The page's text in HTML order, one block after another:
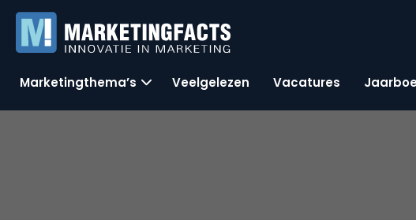
Marketingthema’s Veelgelezen Vacatures